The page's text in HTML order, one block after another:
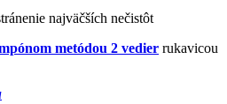
najväčších nečistôt
metódou 2 vedier rukavicou